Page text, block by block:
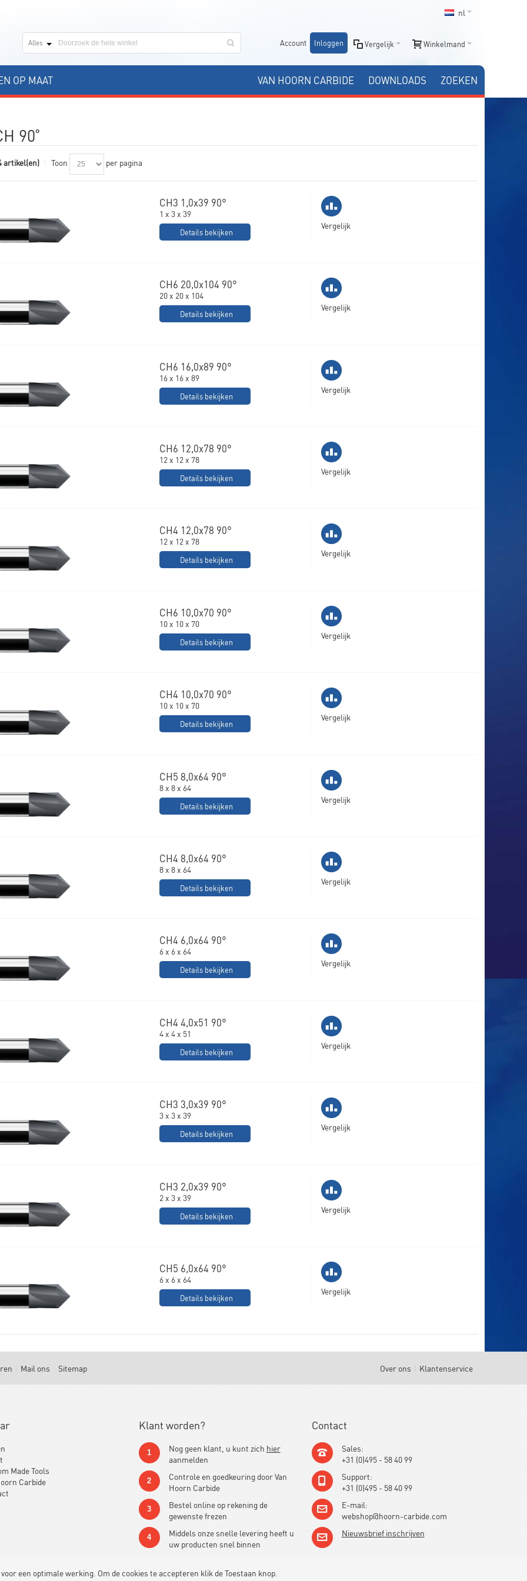
nl
Alles Winkelmand
Vergelijk
Account Inloggen
OP MAAT ZOEKEN
DOWNLOADS
VAN HOORN CARBIDE
90˚
artikel(en) Toon per pagina
CH3 1,0x39 90°
1 x 3 x 39
Details bekijken
Vergelijk
CH6 20,0x104 90°
20 x 20 x 104
Details bekijken
Vergelijk
CH6 16,0x89 90°
16 x 16 x 89
Details bekijken
Vergelijk
CH6 12,0x78 90°
12 x 12 x 78
Details bekijken
Vergelijk
CH4 12,0x78 90°
12 x 12 x 78
Details bekijken
Vergelijk
CH6 10,0x70 90°
10 x 10 x 70
Details bekijken
Vergelijk
CH4 10,0x70 90°
10 x 10 x 70
Details bekijken
Vergelijk
CH5 8,0x64 90°
8 x 8 x 64
Details bekijken
Vergelijk
CH4 8,0x64 90°
8 x 8 x 64
Details bekijken
Vergelijk
CH4 6,0x64 90°
6 x 6 x 64
Details bekijken
Vergelijk
CH4 4,0x51 90°
4 x 4 x 51
Details bekijken
Vergelijk
CH3 3,0x39 90°
3 x 3 x 39
Details bekijken
Vergelijk
CH3 2,0x39 90°
2 x 3 x 39
Details bekijken
Vergelijk
CH5 6,0x64 90°
6 x 6 x 64
Details bekijken
Vergelijk
Mail ons Sitemap Over ons Klantenservice
Made Tools
Carbide
Klant worden?
1 Nog geen klant, u kunt zich hier
aanmelden
2
Controle en goedkeuring door Van
Hoorn Carbide
3
Bestel online op rekening de
gewenste frezen
4
Middels onze snelle levering heeft u
uw producten snel binnen
Contact
Sales:
+31 (0)495 - 58 40 99
Support:
+31 (0)495 - 58 40 99
E-mail:
webshop@hoorn-carbide.com
Nieuwsbrief inschrijven
een optimale werking. Om de cookies te accepteren klik de Toestaan knop.